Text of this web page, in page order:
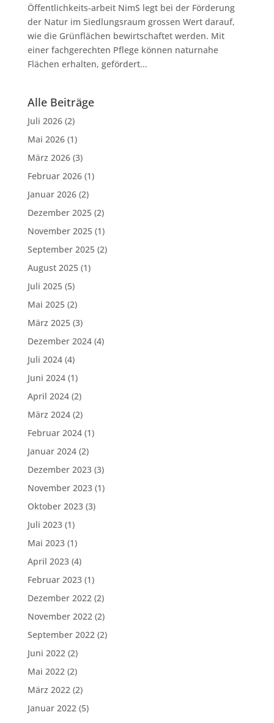
Öffentlichkeits-arbeit NimS legt bei der Förderung
der Natur im Siedlungsraum grossen Wert darauf,
wie die Grünflächen bewirtschaftet werden. Mit
einer fachgerechten Pflege können naturnahe
Flächen erhalten, gefördert...
Alle Beiträge
Juli 2026(2)
Mai 2026(1)
März 2026(3)
Februar 2026(1)
Januar 2026(2)
Dezember 2025(2)
November 2025(1)
September 2025(2)
August 2025(1)
Juli 2025(5)
Mai 2025(2)
März 2025(3)
Dezember 2024(4)
Juli 2024(4)
Juni 2024(1)
April 2024(2)
März 2024(2)
Februar 2024(1)
Januar 2024(2)
Dezember 2023(3)
November 2023(1)
Oktober 2023(3)
Juli 2023(1)
Mai 2023(1)
April 2023(4)
Februar 2023(1)
Dezember 2022(2)
November 2022(2)
September 2022(2)
Juni 2022(2)
Mai 2022(2)
März 2022(2)
Januar 2022(5)